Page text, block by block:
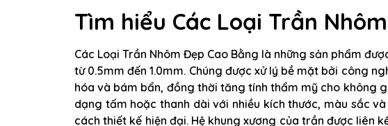
Tìm hiểu Các Loại Trần
Các Loại Trần Nhôm Đẹp Cao Bằng là những sản phẩm
từ 0.5mm đến 1.0mm. Chúng được xử lý bề mặt bởi công
hóa và bám bẩn, đồng thời tăng tính thẩm mỹ cho không
dạng tấm hoặc thanh dài với nhiều kích thước, màu sắc
cách thiết kế hiện đại. Hệ khung xương của trần được liên